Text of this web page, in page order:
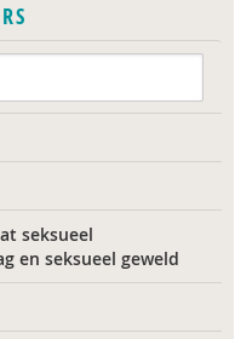
seksueel
en seksueel geweld